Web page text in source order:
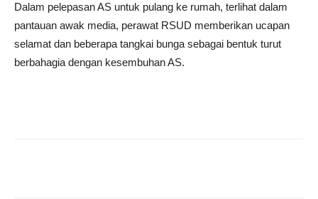
Dalam pelepasan AS untuk pulang ke rumah, terlihat dalam
pantauan awak media, perawat RSUD memberikan ucapan
selamat dan beberapa tangkai bunga sebagai bentuk turut
berbahagia dengan kesembuhan AS.